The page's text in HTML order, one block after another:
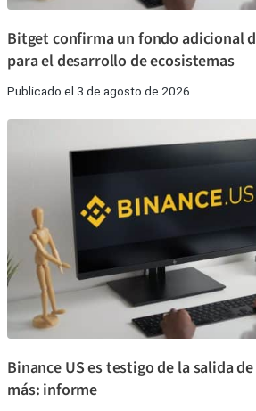
Bitget confirma un fondo adicional
para el desarrollo de ecosistemas
Publicado el 3 de agosto de 2026
Binance US es testigo de la salida
más: informe